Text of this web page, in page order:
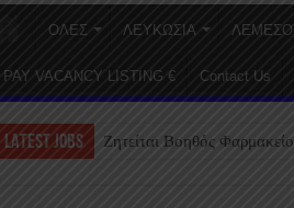
ΟΛΕΣ ΛΕΥΚΩΣΙΑ
PAY VACANCY LISTING € Contact Us
LATEST JOBS Ζητείται Βοηθός